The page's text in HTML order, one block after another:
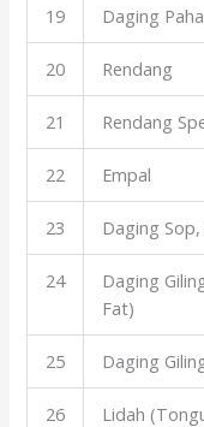
19 Daging
20 Rendang
21 Rendang
22 Empal
23 Daging
24
Daging
Fat)
25 Daging
26 Lidah